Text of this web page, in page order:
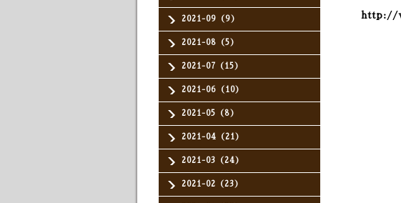
2021-09（9）
2021-08（5）
2021-07（15）
2021-06（10）
2021-05（8）
2021-04（21）
2021-03（24）
2021-02（23）
http://